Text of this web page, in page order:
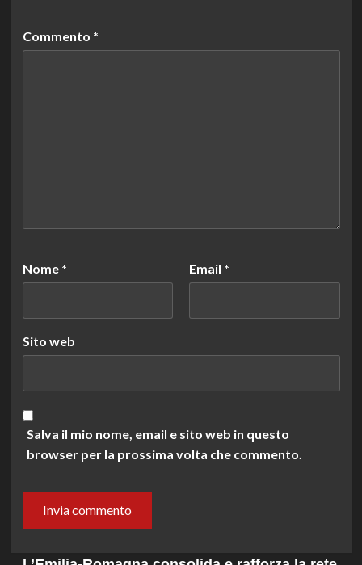
Commento *
Nome * Email *
Sito web
Salva il mio nome, email e sito web in questo
browser per la prossima volta che commento.